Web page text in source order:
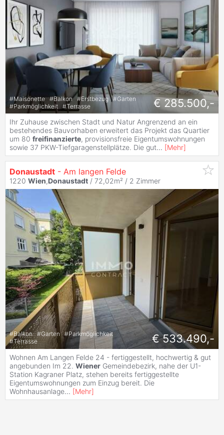
#Maisonette #Balkon #Erstbezug #Garten
#Parkmöglichkeit #Terrasse € 285.500,-
Ihr Zuhause zwischen Stadt und Natur Angrenzend an ein
bestehendes Bauvorhaben erweitert das Projekt das Quartier
um 80 freifinanzierte, provisionsfreie Eigentumswohnungen
sowie 37 PKW-Tiefgaragenstellplätze. Die gut... [Mehr]
Donaustadt - Am langen Felde
1220 Wien,Donaustadt / 72,02m² / 2 Zimmer
#Balkon #Garten #Parkmöglichkeit
#Terrasse € 533.490,-
Wohnen Am Langen Felde 24 - fertiggestellt, hochwertig & gut
angebunden Im 22. Wiener Gemeindebezirk, nahe der U1-
Station Kagraner Platz, stehen bereits fertiggestellte
Eigentumswohnungen zum Einzug bereit. Die
Wohnhausanlage... [Mehr]